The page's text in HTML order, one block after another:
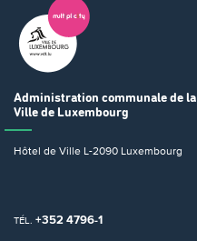
Administration communale de la
Ville de Luxembourg
Hôtel de Ville L-2090 Luxembourg
TÉL. +352 4796-1